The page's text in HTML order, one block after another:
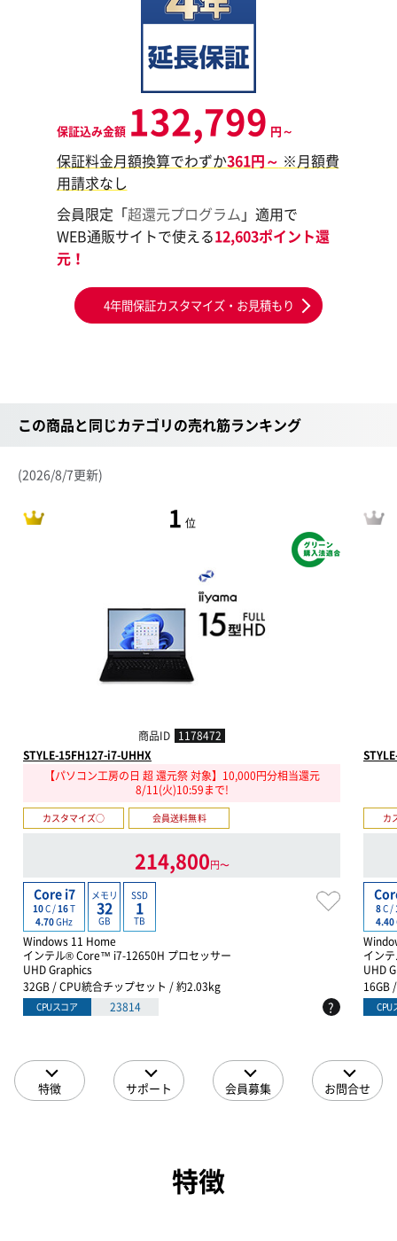
保証込み金額 132,799 円～
保証料金月額換算でわずか361円～ ※月額費
用請求なし
会員限定「超還元プログラム 」適用で
WEB通販サイトで使える12,603ポイント還
元！
4年間保証カスタマイズ・お見積もり
この商品と同じカテゴリの売れ筋ランキング
(2026/8/7更新)
1 位
商品ID 1178472
STYLE-15FH127-i7-UHHX
【パソコン工房の日 超 還元祭 対象】10,000円分相当還元
8/11(火)10:59まで!
カスタマイズ○ 会員送料無料
214,800円〜
Core i7
10C /16T
4.70GHz
メモリ
32
GB
SSD
1
TB
Windows 11 Home
インテル® Core™ i7-12650H プロセッサー
UHD Graphics
32GB / CPU統合チップセット / 約2.03kg
CPUスコア 23814 ?
カ
8C /
4.40
イン
UHD
16GB
CPU
特徴 サポート 会員募集 お問合せ
特徴